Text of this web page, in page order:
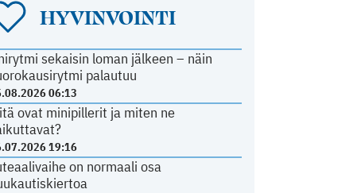
HYVINVOINTI
sekaisin loman jälkeen – näin
palautuu
06:13
ovat minipillerit ja miten ne
19:16
on normaali osa